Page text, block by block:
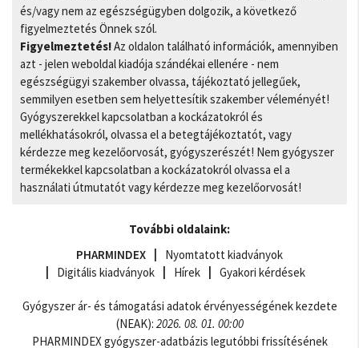
és/vagy nem az egészségügyben dolgozik, a következő
figyelmeztetés Önnek szól.
Figyelmeztetés!Az oldalon található információk, amennyiben
azt - jelen weboldal kiadója szándékai ellenére - nem
egészségügyi szakember olvassa, tájékoztató jellegűek,
semmilyen esetben sem helyettesítik szakember véleményét!
Gyógyszerekkel kapcsolatban a kockázatokról és
mellékhatásokról, olvassa el a betegtájékoztatót, vagy
kérdezze meg kezelőorvosát, gyógyszerészét! Nem gyógyszer
termékekkel kapcsolatban a kockázatokról olvassa el a
használati útmutatót vagy kérdezze meg kezelőorvosát!
További oldalaink:
PHARMINDEX
Nyomtatott kiadványok
Digitális kiadványok
Hírek Gyakori kérdések
Gyógyszer ár- és támogatási adatok érvényességének kezdete
(NEAK): 2026. 08. 01. 00:00
PHARMINDEX gyógyszer-adatbázis legutóbbi frissítésének